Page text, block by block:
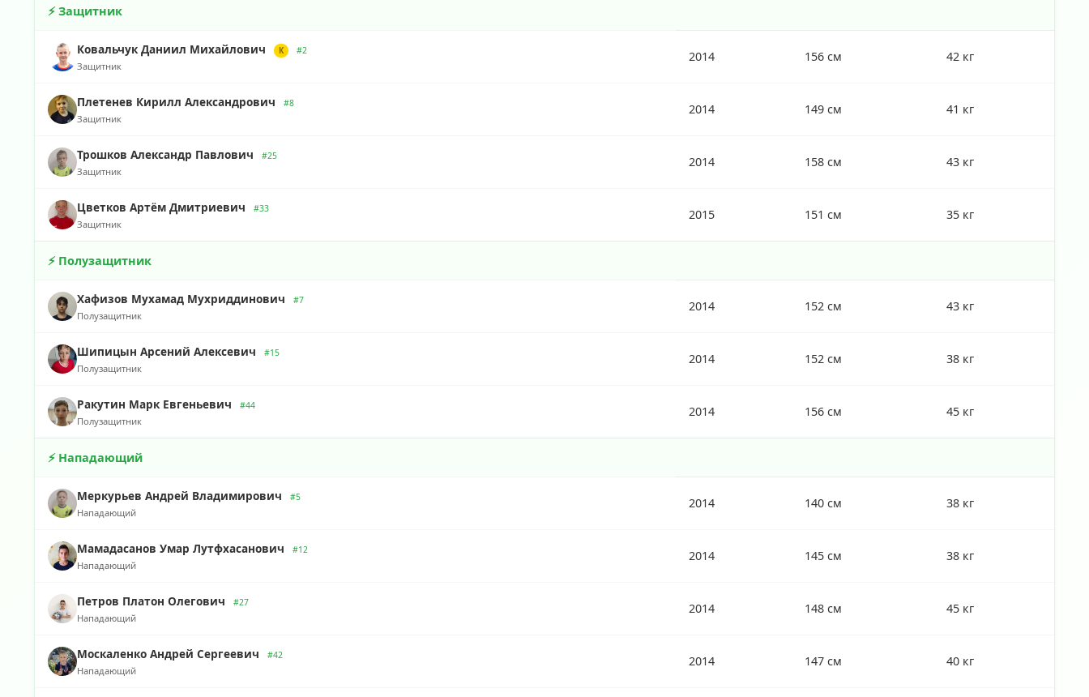
⚡ Защитник
Ковальчук Даниил Михайлович К #2
Защитник
2014 156 см 42 кг
Плетенев Кирилл Александрович #8
Защитник
2014 149 см 41 кг
Трошков Александр Павлович #25
Защитник
2014 158 см 43 кг
Цветков Артём Дмитриевич #33
Защитник
2015 151 см 35 кг
⚡ Полузащитник
Хафизов Мухамад Мухриддинович #7
Полузащитник
2014 152 см 43 кг
Шипицын Арсений Алексевич #15
Полузащитник
2014 152 см 38 кг
Ракутин Марк Евгеньевич #44
Полузащитник
2014 156 см 45 кг
⚡ Нападающий
Меркурьев Андрей Владимирович #5
Нападающий
2014 140 см 38 кг
Мамадасанов Умар Лутфхасанович #12
Нападающий
2014 145 см 38 кг
Петров Платон Олегович #27
Нападающий
2014 148 см 45 кг
Москаленко Андрей Сергеевич #42
Нападающий
2014 147 см 40 кг